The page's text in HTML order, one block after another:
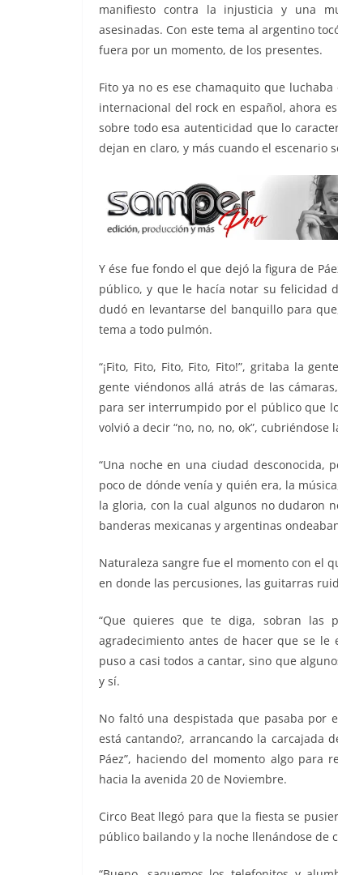
manifiesto contra la injusticia y una
asesinadas. Con este tema al argentino
fuera por un momento, de los presentes.
Fito ya no es ese chamaquito que
internacional del rock en español, ahora
sobre todo esa autenticidad que lo
dejan en claro, y más cuando el escenario
Y ése fue fondo el que dejó la figura de
público, y que le hacía notar su felicidad
dudó en levantarse del banquillo para
tema a todo pulmón.
“¡Fito, Fito, Fito, Fito, Fito!”, gritaba la
gente viéndonos allá atrás de las
para ser interrumpido por el público que
volvió a decir “no, no, no, ok”,
“Una noche en una ciudad desconocida,
poco de dónde venía y quién era, la
la gloria, con la cual algunos no dudaron
banderas mexicanas y argentinas
Naturaleza sangre fue el momento con el
en donde las percusiones, las guitarras
“Que quieres que te diga, sobran las
agradecimiento antes de hacer que se
puso a casi todos a cantar, sino que
y sí.
No faltó una despistada que pasaba por
está cantando?, arrancando la carcajada
Páez”, haciendo del momento algo para
hacia la avenida 20 de Noviembre.
Circo Beat llegó para que la fiesta se
público bailando y la noche llenándose de